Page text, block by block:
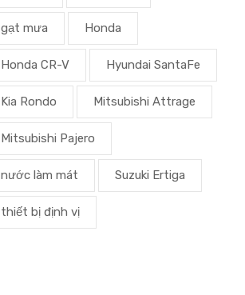
gạt mưa Honda
Honda CR-V Hyundai SantaFe
Kia Rondo Mitsubishi Attrage
Mitsubishi Pajero
nước làm mát Suzuki Ertiga
thiết bị định vị